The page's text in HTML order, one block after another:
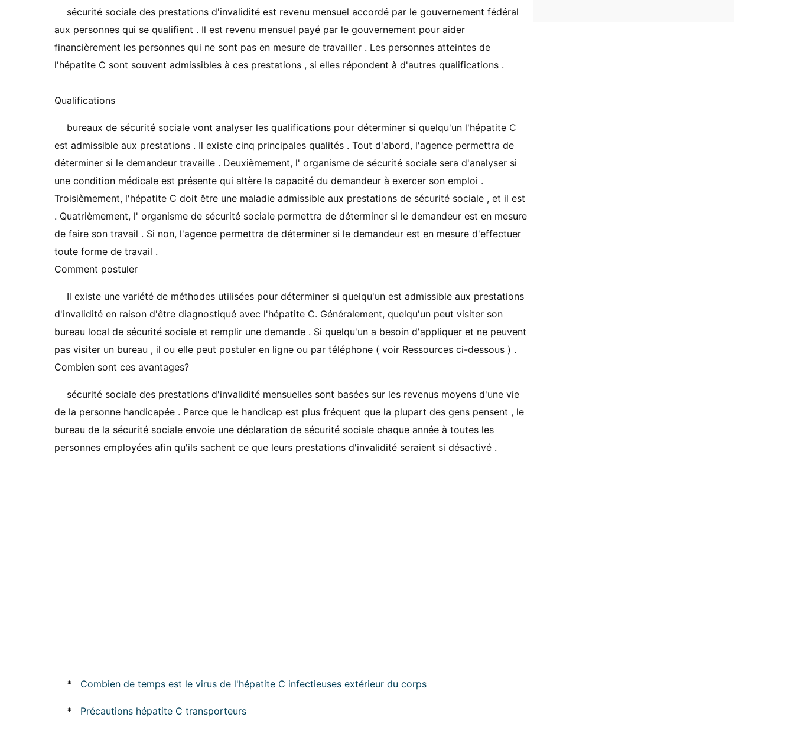
sécurité sociale des prestations d'invalidité est revenu mensuel accordé par le gouvernement fédéral
aux personnes qui se qualifient . Il est revenu mensuel payé par le gouvernement pour aider
financièrement les personnes qui ne sont pas en mesure de travailler . Les personnes atteintes de
l'hépatite C sont souvent admissibles à ces prestations , si elles répondent à d'autres qualifications .
Qualifications
bureaux de sécurité sociale vont analyser les qualifications pour déterminer si quelqu'un l'hépatite C
est admissible aux prestations . Il existe cinq principales qualités . Tout d'abord, l'agence permettra de
déterminer si le demandeur travaille . Deuxièmement, l' organisme de sécurité sociale sera d'analyser si
une condition médicale est présente qui altère la capacité du demandeur à exercer son emploi .
Troisièmement, l'hépatite C doit être une maladie admissible aux prestations de sécurité sociale , et il est
. Quatrièmement, l' organisme de sécurité sociale permettra de déterminer si le demandeur est en mesure
de faire son travail . Si non, l'agence permettra de déterminer si le demandeur est en mesure d'effectuer
toute forme de travail .
Comment postuler
Il existe une variété de méthodes utilisées pour déterminer si quelqu'un est admissible aux prestations
d'invalidité en raison d'être diagnostiqué avec l'hépatite C. Généralement, quelqu'un peut visiter son
bureau local de sécurité sociale et remplir une demande . Si quelqu'un a besoin d'appliquer et ne peuvent
pas visiter un bureau , il ou elle peut postuler en ligne ou par téléphone ( voir Ressources ci-dessous ) .
Combien sont ces avantages?
sécurité sociale des prestations d'invalidité mensuelles sont basées sur les revenus moyens d'une vie
de la personne handicapée . Parce que le handicap est plus fréquent que la plupart des gens pensent , le
bureau de la sécurité sociale envoie une déclaration de sécurité sociale chaque année à toutes les
personnes employées afin qu'ils sachent ce que leurs prestations d'invalidité seraient si désactivé .
* Combien de temps est le virus de l'hépatite C infectieuses extérieur du corps
* Précautions hépatite C transporteurs